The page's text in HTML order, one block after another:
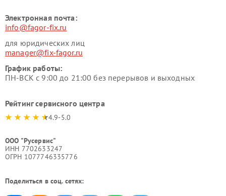
Электронная почта:
info@fagor-fix.ru
для юридических лиц
manager@fix-fagor.ru
График работы:
ПН-ВСК с 9:00 до 21:00 без перерывов и выходных
Рейтинг сервисного центра
4.9-5.0
ООО "Русервис"
ИНН 7702633247
ОГРН 1077746335776
Поделиться в соц. сетях: